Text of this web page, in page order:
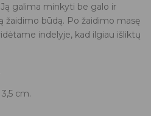
galima minkyti be galo ir
žaidimo būdą. Po žaidimo masę
indelyje, kad ilgiau išliktų
cm.